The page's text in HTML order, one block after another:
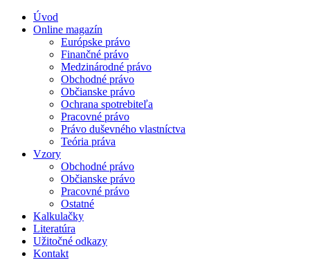
Úvod
Online magazín
Európske právo
Finančné právo
Medzinárodné právo
Obchodné právo
Občianske právo
Ochrana spotrebiteľa
Pracovné právo
Právo duševného vlastníctva
Teória práva
Vzory
Obchodné právo
Občianske právo
Pracovné právo
Ostatné
Kalkulačky
Literatúra
Užitočné odkazy
Kontakt